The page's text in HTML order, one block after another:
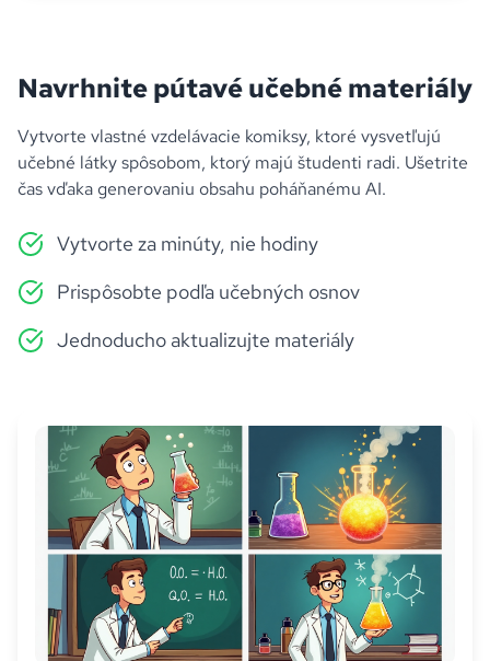
Navrhnite pútavé učebné materiály
Vytvorte vlastné vzdelávacie komiksy, ktoré vysvetľujú
učebné látky spôsobom, ktorý majú študenti radi. Ušetrite
čas vďaka generovaniu obsahu poháňanému AI.
Vytvorte za minúty, nie hodiny
Prispôsobte podľa učebných osnov
Jednoducho aktualizujte materiály